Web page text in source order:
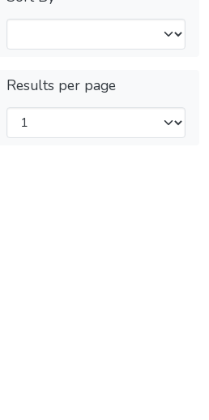
Results per page